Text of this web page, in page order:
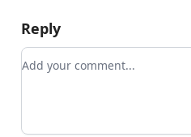
Reply
Add your comment